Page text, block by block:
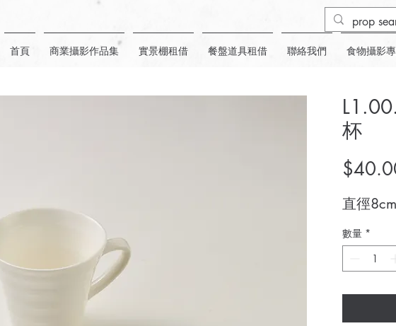
首頁 商業攝影作品集 實景棚租借 餐盤道具租借 聯絡我們 食物攝影
杯
直徑
數量 *